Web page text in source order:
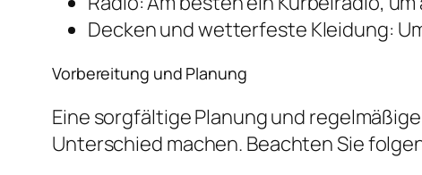
Decken und wetterfeste Kleidung:
Vorbereitung und Planung
Eine sorgfältige Planung und
Unterschied machen. Beachten Sie